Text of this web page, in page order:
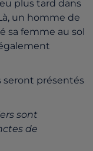
plus tard dans
un homme de
sa femme au sol
seront présentés
sont
de